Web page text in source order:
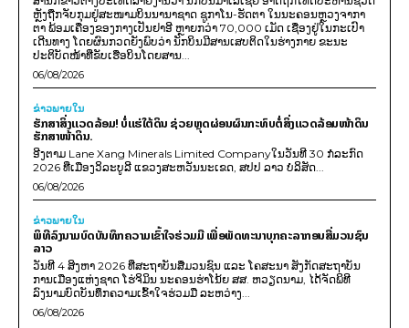
ຫຼັງຖືກຈັບກຸມຢູ່ສະໜາມບິນນານາຊາດ ຊູກາໂນ-ຮັດຕາ ໃນນະຄອນຫຼວງຈາກາ
ຕາ ພ້ອມເຄື່ອງຂອງກາງເປັນຢາອີ ຫຼາຍກວ່າ 70,000 ເມັດ ເຊື່ອງຢູ່ໃນກະເປົາ
ເດີນທາງ ໂດຍຜົນກວດຍັງພົບວ່າ ນັກບິນມີສານເສບຕິດໃນຮ່າງກາຍ ຂະນະ
ປະຕິບັດໜ້າທີ່ຂັບເຮືອບິນໂດຍສານ...
06/08/2026
ຂ່າວພາຍ​ໃນ
ຮັກສາສິ່ງແວດລ້ອມ! ບໍ່ແຮ່ໃຕ້ດິນ ຊ່ວຍຫຼຸດຜ່ອນຜົນກະທົບຕໍ່ສິ່ງແວດລ້ອມໜ້າດິນ
ຮັກສາໜ້າດິນ.
ອີງຕາມ Lane Xang Minerals Limited Companyໃນວັນທີ 30 ກໍລະກົດ
2026 ທີ່ເມືອງວິລະບູລີ ແຂວງສະຫວັນນະເຂດ, ສປປ ລາວ ບໍລິສັດ...
06/08/2026
ຂ່າວພາຍ​ໃນ
ພິທີລົງນາມບົດບັນທຶກຄວາມເຂົ້າໃຈຮ່ວມມື ເພື່ອພັດທະນາບຸກຄະລາກອນສື່ມວນຊົນ
ລາວ
ວັນທີ 4 ສິງຫາ 2026 ທີ່ສະຖາບັນສື່ມວນຊົນ ແລະ ໂຄສະນາ ສັງກັດສະຖາບັນ
ການເມືອງແຫ່ງຊາດ ໂຮ່ຈິມິນ ນະຄອນຮ່າໂນ້ຍ ສສ. ຫວຽດນາມ, ໄດ້ຈັດພິທີ
ລົງນາມບົດບັນທຶກຄວາມເຂົ້າໃຈຮ່ວມມື ລະຫວ່າງ...
06/08/2026